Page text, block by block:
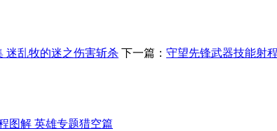
迷乱牧的迷之伤害斩杀 下一篇： 守望先锋武器技能射
图解 英雄专题猎空篇